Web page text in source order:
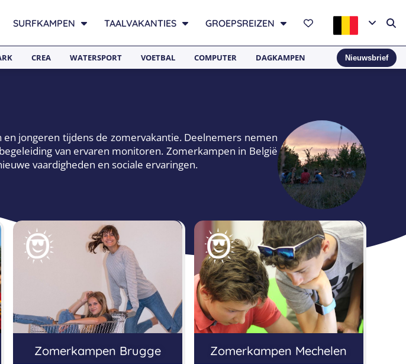
SURFKAMPEN TAALVAKANTIES GROEPSREIZEN
CREA WATERSPORT VOETBAL COMPUTER DAGKAMPEN Nieuwsbrief
jongeren tijdens de zomervakantie. Deelnemers nemen
van ervaren monitoren. Zomerkampen in België
vaardigheden en sociale ervaringen.
Zomerkampen Brugge Zomerkampen Mechelen